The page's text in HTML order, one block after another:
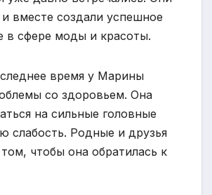
вместе создали успешное
в сфере моды и красоты.
время у Марины
со здоровьем. Она
на сильные головные
слабость. Родные и друзья
чтобы она обратилась к